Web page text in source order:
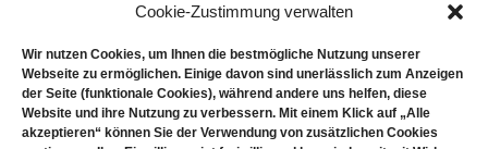
Cookie-Zustimmung verwalten
Wir nutzen Cookies, um Ihnen die bestmögliche Nutzung unserer
Webseite zu ermöglichen. Einige davon sind unerlässlich zum Anzeigen
der Seite (funktionale Cookies), während andere uns helfen, diese
Website und ihre Nutzung zu verbessern. Mit einem Klick auf „Alle
akzeptieren“ können Sie der Verwendung von zusätzlichen Cookies
Dank der Förderung durch Aktion Mensch ist diese
Webseite barrierefrei – für mehr Teilhabe, Inklusion